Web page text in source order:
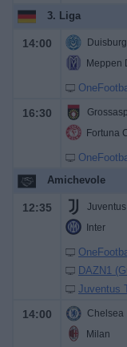
3. Liga
14:00
Duisburg
Meppen
16:30
Fortuna
Amichevole
12:35
Juventus
Inter
DAZN1
Juventus
14:00
Chelsea
Milan